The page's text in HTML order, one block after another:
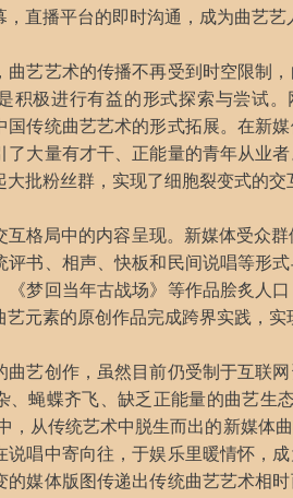
直播平台的即时沟通，成为曲艺艺
艺术的传播不再受到时空限制，
积极进行有益的形式探索与尝试
国传统曲艺艺术的形式拓展。在新
了大量有才干、正能量的青年从业
批粉丝群，实现了细胞裂变式的交
局中的内容呈现。新媒体受众群
评书、相声、快板和民间说唱等形
《梦回当年古战场》等作品脍炙人
元素的原创作品完成跨界实践，实
创作，虽然目前仍受制于互联网
、蝇蝶齐飞、缺乏正能量的曲艺生
，从传统艺术中脱生而出的新媒体
说唱中寄向往，于娱乐里暖情怀，
的媒体版图传递出传统曲艺艺术相